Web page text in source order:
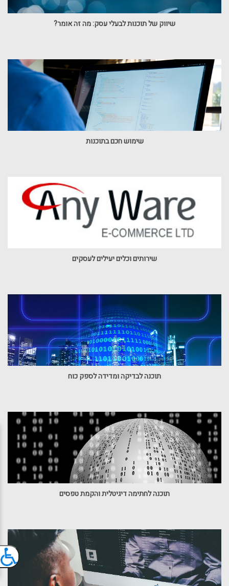
שיווק של תוכנות לבעלי עסק: מה זה אומר?
שימוש חכם בתוכנות
שירותים וכלים יעילים לעסקים
תוכנה לבדיקה ומדידה לספק כוח
תוכנה לחתימה דיגיטלית והקמת טפסים